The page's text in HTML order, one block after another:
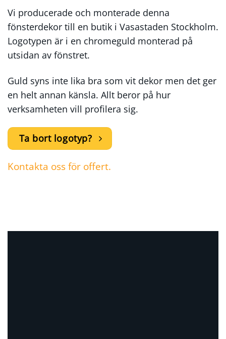
Vi producerade och monterade denna
fönsterdekor till en butik i Vasastaden Stockholm.
Logotypen är i en chromeguld monterad på
utsidan av fönstret.
Guld syns inte lika bra som vit dekor men det ger
en helt annan känsla. Allt beror på hur
verksamheten vill profilera sig.
Ta bort logotyp?
Kontakta oss för offert.